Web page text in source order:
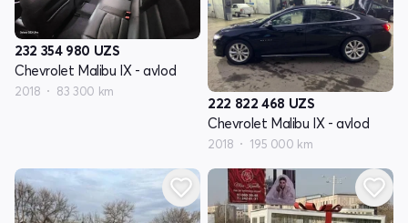
232 354 980 UZS
Chevrolet Malibu IX - avlod
2018 83 300 km
222 822 468 UZS
Chevrolet Malibu IX - avlod
2018 195 000 km